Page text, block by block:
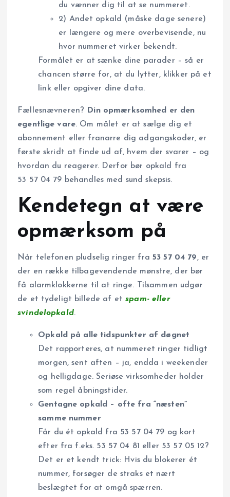
du vænner dig til at se nummeret.
2) Andet opkald (måske dage senere)
er længere og mere overbevisende, nu
hvor nummeret virker bekendt.
Formålet er at sænke dine parader – så er
chancen større for, at du lytter, klikker på et
link eller opgiver dine data.
Fællesnævneren?
Din opmærksomhed er den
egentlige vare. Om målet er at sælge dig et
abonnement eller franarre dig adgangskoder, er
første skridt at finde ud af, hvem der svarer – og
hvordan du reagerer. Derfor bør opkald fra
53 57 04 79 behandles med sund skepsis.
Kendetegn at være
opmærksom på
Når telefonen pludselig ringer fra53 57 04 79, er
der en række tilbagevendende mønstre, der bør
få alarmklokkerne til at ringe. Tilsammen udgør
de et tydeligt billede af etspam- eller
svindelopkald.
Opkald på alle tidspunkter af døgnet
Det rapporteres, at nummeret ringer tidligt
morgen, sent aften – ja, endda i weekender
og helligdage. Seriøse virksomheder holder
som regel åbningstider.
Gentagne opkald – ofte fra “næsten”
samme nummer
Får du ét opkald fra 53 57 04 79 og kort
efter fra f.eks. 53 57 04 81 eller 53 57 05 12?
Det er et kendt trick: Hvis du blokerer ét
nummer, forsøger de straks et nært
beslægtet for at omgå spærren.